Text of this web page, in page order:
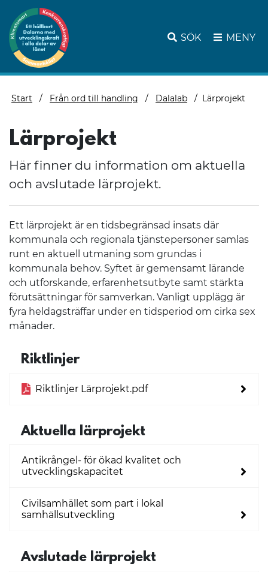
SÖK MENY
Start Från ord till handling Dalalab Lärprojekt
Lärprojekt
Här finner du information om aktuella
och avslutade lärprojekt.
Ett lärprojekt är en tidsbegränsad insats där
kommunala och regionala tjänstepersoner samlas
runt en aktuell utmaning som grundas i
kommunala behov. Syftet är gemensamt lärande
och utforskande, erfarenhetsutbyte samt stärkta
förutsättningar för samverkan. Vanligt upplägg är
fyra heldagsträffar under en tidsperiod om cirka sex
månader.
Riktlinjer
Riktlinjer Lärprojekt.pdf
Aktuella lärprojekt
Antikrångel- för ökad kvalitet och
utvecklingskapacitet
Civilsamhället som part i lokal
samhällsutveckling
Avslutade lärprojekt